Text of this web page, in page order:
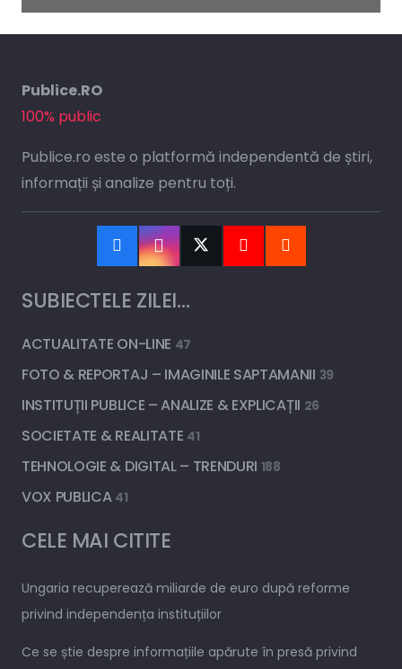
Publice.RO
100% public
Publice.ro este o platformă independentă de știri,
informații și analize pentru toți.
SUBIECTELE ZILEI…
ACTUALITATE ON-LINE 47
FOTO & REPORTAJ – IMAGINILE SAPTAMANII 39
INSTITUȚII PUBLICE – ANALIZE & EXPLICAȚII 26
SOCIETATE & REALITATE 41
TEHNOLOGIE & DIGITAL – TRENDURI 188
VOX PUBLICA 41
CELE MAI CITITE
Ungaria recuperează miliarde de euro după reforme
privind independența instituțiilor
Ce se știe despre informațiile apărute în presă privind